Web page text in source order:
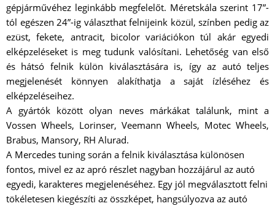
gépjárművéhez leginkább megfelelőt. Méretskála szerint 17”-
tól egészen 24”-ig választhat felnijeink közül, színben pedig az
ezüst, fekete, antracit, bicolor variációkon túl akár egyedi
elképzeléseket is meg tudunk valósítani. Lehetőség van első
és hátsó felnik külön kiválasztására is, így az autó teljes
megjelenését könnyen alakíthatja a saját ízléséhez és
elképzeléseihez.
A gyártók között olyan neves márkákat találunk, mint a
Vossen Wheels, Lorinser, Veemann Wheels, Motec Wheels,
Brabus, Mansory, RH Alurad.
A Mercedes tuning során a felnik kiválasztása különösen
fontos, mivel ez az apró részlet nagyban hozzájárul az autó
egyedi, karakteres megjelenéséhez. Egy jól megválasztott felni
tökéletesen kiegészíti az összképet, hangsúlyozva az autó